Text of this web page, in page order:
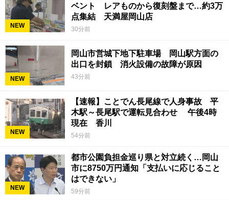
NEW
ベント レアものから復刻盤まで…約3万
点集結 天満屋岡山店
30分前
NEW
岡山市営城下地下駐車場 岡山駅方面の
出口を封鎖 消火設備の故障が原因
43分前
NEW
【速報】ことでん長尾線で人身事故 平
木駅～長尾駅で運転見合わせ 午後4時
現在 香川
54分前
NEW
都市公園負担金巡り県と対立続く…岡山
市に8750万円通知「支払いに応じること
はできない」
59分前